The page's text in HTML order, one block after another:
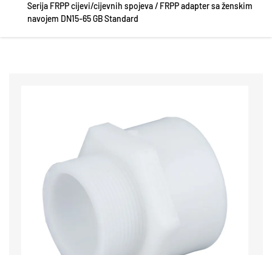
Serija FRPP cijevi/cijevnih spojeva/ FRPP adapter sa ženskim
navojem DN15-65 GB Standard